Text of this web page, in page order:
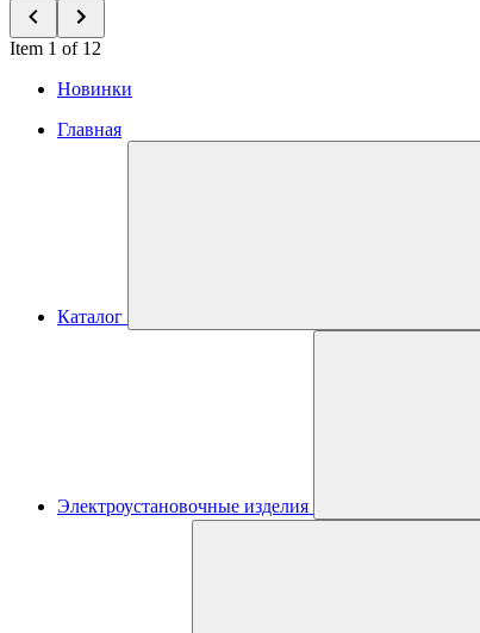
Item 1 of 12
Новинки
Главная
Каталог
Электроустановочные изделия